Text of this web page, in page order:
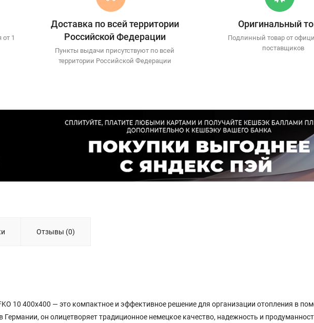
1
Доставка по всей территории
Российской Федерации
Пункты выдачи присутствуют по всей
территории Российской Федерации
Оригинальный
Подлинный товар от
поставщиков
Отзывы (0)
10 400x400 — это компактное и эффективное решение для организации отопления в
он олицетворяет традиционное немецкое качество, надежность и